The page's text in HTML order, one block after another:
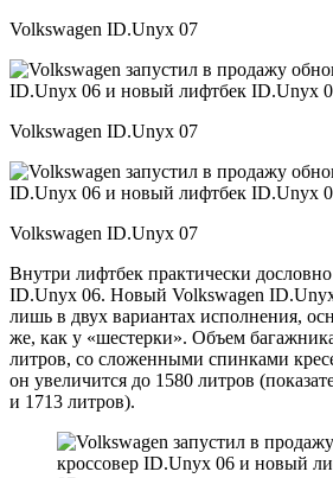
Volkswagen ID.Unyx 07
Volkswagen ID.Unyx 07
Volkswagen ID.Unyx 07
Внутри лифтбек практически
ID.Unyx 06. Новый Volkswagen
лишь в двух вариантах исполнения,
же, как у «шестерки». Объем
литров, со сложенными спинками
он увеличится до 1580 литров
и 1713 литров).